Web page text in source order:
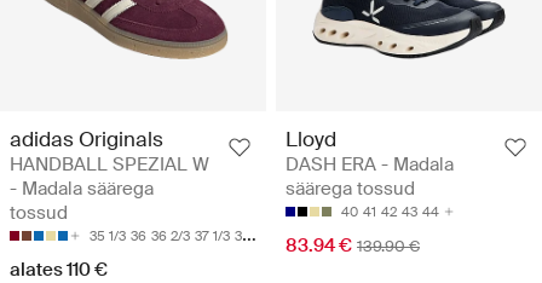
adidas Originals
HANDBALL SPEZIAL W
- Madala säärega
tossud
35 1/3 36 36 2/3 37 1/3 38
alates 110 €
Lloyd
DASH ERA - Madala
säärega tossud
40 41 42 43 44
83.94 € 139.90 €